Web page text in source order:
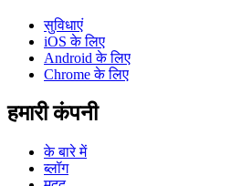
सुविधाएं
iOS के लिए
Android के लिए
Chrome के लिए
हमारी कंपनी
के बारे में
ब्लॉग